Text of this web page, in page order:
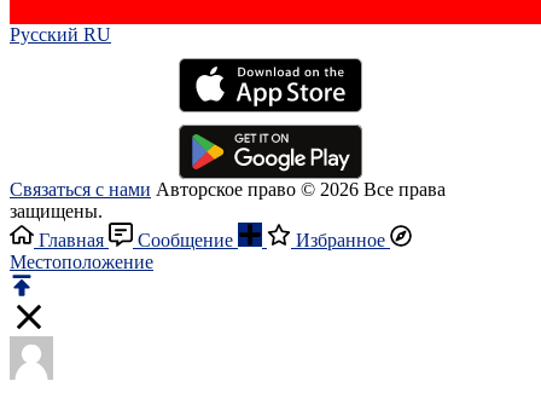
Русский RU‎
Связаться с нами Авторское право © 2026 Все права
защищены.
Главная
Сообщение
Избранное
Местоположение